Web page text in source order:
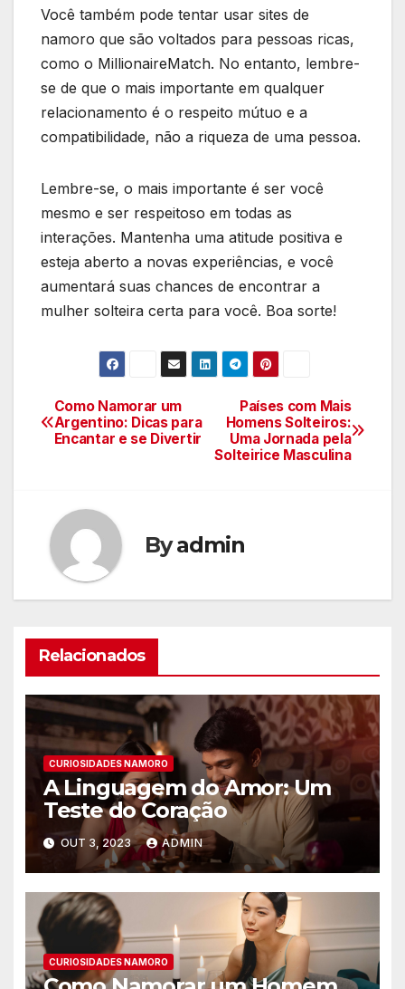
Você também pode tentar usar sites de
namoro que são voltados para pessoas ricas,
como o MillionaireMatch. No entanto, lembre-
se de que o mais importante em qualquer
relacionamento é o respeito mútuo e a
compatibilidade, não a riqueza de uma pessoa.
Lembre-se, o mais importante é ser você
mesmo e ser respeitoso em todas as
interações. Mantenha uma atitude positiva e
esteja aberto a novas experiências, e você
aumentará suas chances de encontrar a
mulher solteira certa para você. Boa sorte!
Navegação
de
Países com Mais
Homens Solteiros:
Uma Jornada pela
Solteirice Masculina
Como Namorar um
Argentino: Dicas para
Encantar e se Divertir
Byadmin
Relacionados
CURIOSIDADES NAMORO
A Linguagem do Amor: Um
Teste do Coração
OUT 3, 2023 ADMIN
CURIOSIDADES NAMORO